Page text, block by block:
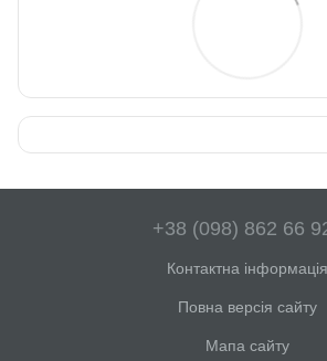
+38 (098) 862 66
Контактна інформація
Повна версія сайту
Мапа сайту